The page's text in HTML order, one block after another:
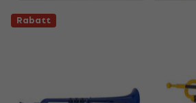
Rabatt